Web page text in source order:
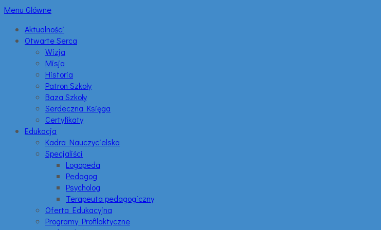
Menu Główne
Aktualności
Otwarte Serca
Wizja
Misja
Historia
Patron Szkoły
Baza Szkoły
Serdeczna Księga
Certyfikaty
Edukacja
Kadra Nauczycielska
Specjaliści
Logopeda
Pedagog
Psycholog
Terapeuta pedagogiczny
Oferta Edukacyjna
Programy Profilaktyczne